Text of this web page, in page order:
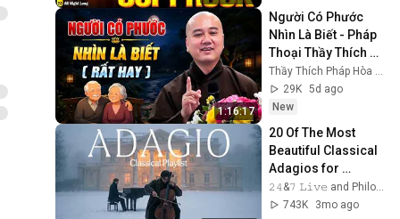
1:16:17
Người Có Phước
Nhìn Là Biết - Pháp
Thoại Thầy Thích
Pháp Hòa
Thầy Thích Pháp Hòa Canada
29K 5d ago
New
20 Of The Most
Beautiful Classical
Adagios for
Relaxation and
Peace in
𝟸𝟺&𝟽 𝙻𝚒𝚟𝚎 and Philosophical Instrumentals
743K
3mo ago